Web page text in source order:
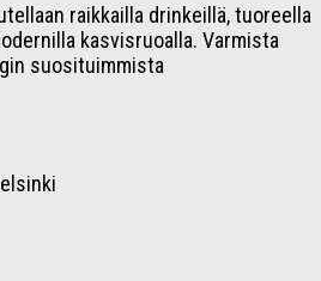
raikkailla drinkeillä, tuoreella
kasvisruoalla. Varmista
suosituimmista